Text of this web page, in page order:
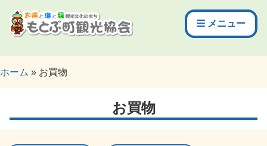
メニュー
ホーム お買物
お買物